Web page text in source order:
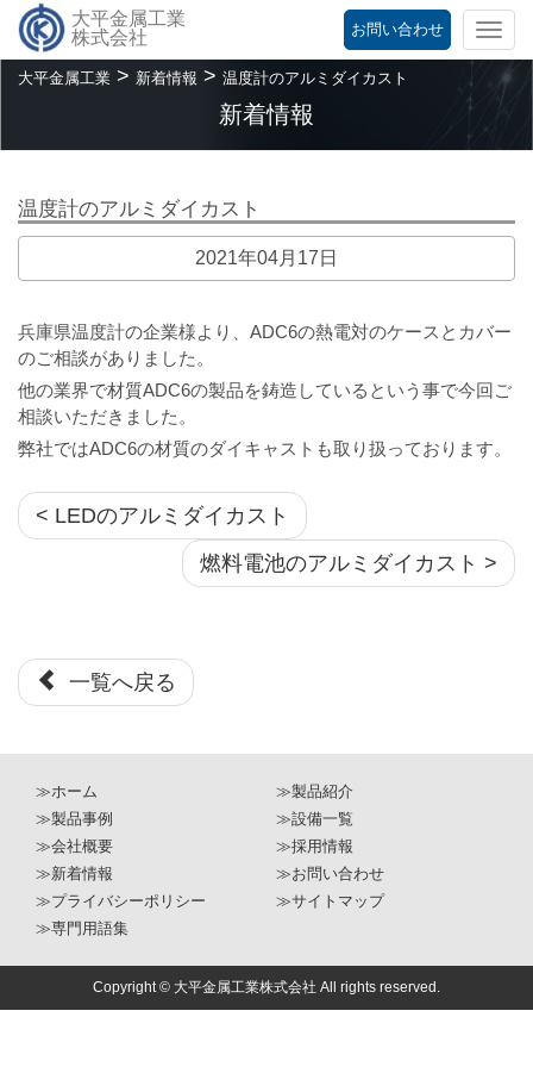
お問い合わせ
大平金属工業
株式会社
大平金属工業 > 新着情報 > 温度計のアルミダイカスト
新着情報
温度計のアルミダイカスト
2021年04月17日
兵庫県温度計の企業様より、ADC6の熱電対のケースとカバー
のご相談がありました。
他の業界で材質ADC6の製品を鋳造しているという事で今回ご
相談いただきました。
弊社ではADC6の材質のダイキャストも取り扱っております。
< LEDのアルミダイカスト
燃料電池のアルミダイカスト >
一覧へ戻る
≫ホーム
≫製品紹介
≫製品事例
≫設備一覧
≫会社概要
≫採用情報
≫新着情報
≫お問い合わせ
≫プライバシーポリシー
≫サイトマップ
≫専門用語集
Copyright © 大平金属工業株式会社 All rights reserved.